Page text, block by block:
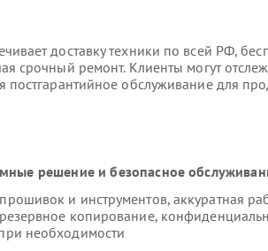
доставку техники по всей РФ,
срочный ремонт. Клиенты могут
постгарантийное обслуживание для
решение и безопасное
и инструментов, аккуратная
копирование,
необходимости